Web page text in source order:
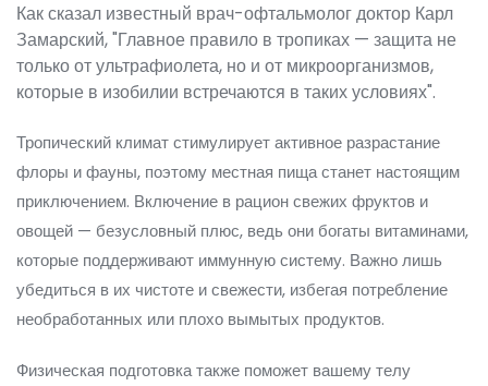
Как сказал известный врач-офтальмолог доктор Карл
Замарский, "Главное правило в тропиках — защита не
только от ультрафиолета, но и от микроорганизмов,
которые в изобилии встречаются в таких условиях".
Тропический климат стимулирует активное разрастание
флоры и фауны, поэтому местная пища станет настоящим
приключением. Включение в рацион свежих фруктов и
овощей — безусловный плюс, ведь они богаты витаминами,
которые поддерживают иммунную систему. Важно лишь
убедиться в их чистоте и свежести, избегая потребление
необработанных или плохо вымытых продуктов.
Физическая подготовка также поможет вашему телу